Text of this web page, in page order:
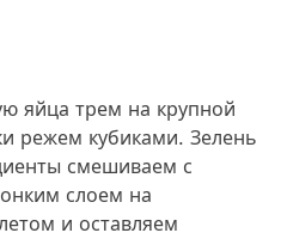
яйца трем на крупной
режем кубиками. Зелень
смешиваем с
слоем на
и оставляем